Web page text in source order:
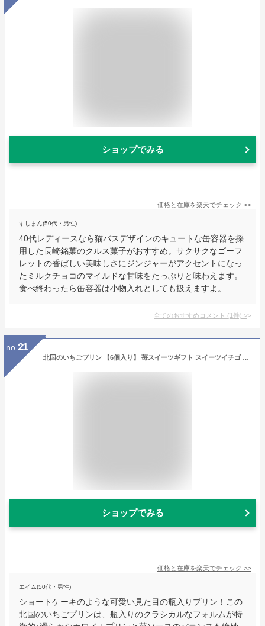
ショップでみる
価格と在庫を楽天でチェック >>
すしまん(50代・男性)
40代レディースなら猫バスデザインのキュートな缶容器を採
用した長崎銘菓のクルス菓子がおすすめ。サクサクなゴーフ
レットの香ばしい美味しさにジンジャーがアクセントになっ
たミルクチョコのマイルドな甘味をたっぷりと味わえます。
食べ終わったら缶容器は小物入れとしても扱えますよ。
全てのおすすめコメント (1件) >
no. 21
北国のいちごプリン 【6個入り】 苺スイーツギフト スイーツイチゴ いちご プリン プレゼント ギフト 瓶入りプリン お菓子 スイーツ 冷凍プリン プリンセット お取り寄せスイーツ 苺プリン イチゴプリン いちごソース 果肉 苺スイーツ 父の日 プリン通販
ショップでみる
価格と在庫を楽天でチェック >>
エイム(50代・男性)
ショートケーキのような可愛い見た目の瓶入りプリン！この
北国のいちごプリンは、瓶入りのクラシカルなフォルムが特